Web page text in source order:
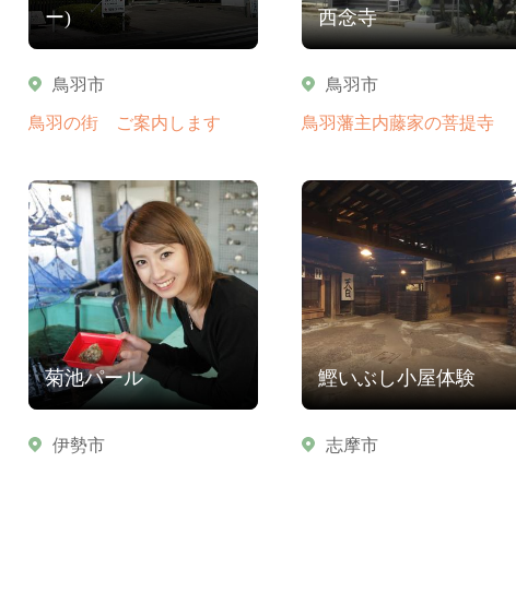
ー)
鳥羽市
鳥羽の街 ご案内します
西念寺
鳥羽市
鳥羽藩主内藤家の菩提寺
菊池パール
伊勢市
鰹いぶし小屋体験
志摩市